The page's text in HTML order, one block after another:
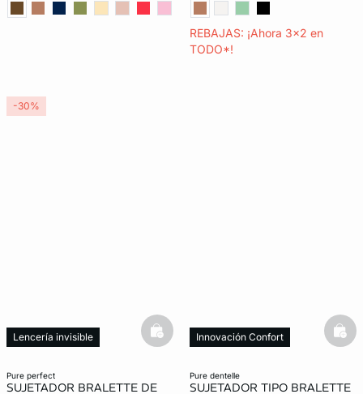
REBAJAS: ¡Ahora 3x2 en
TODO*!
pure perfect
SUJETADOR BRALETTE DE
Lencería invisible basketfull
-30%
pure dentelle
SUJETADOR TIPO BRALETTE
Innovación Confort